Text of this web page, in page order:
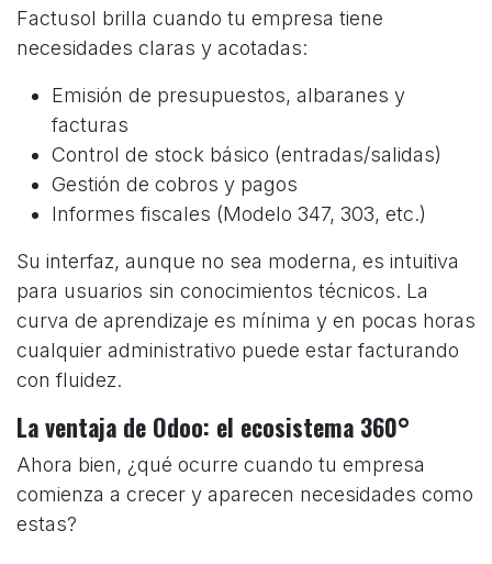
Factusol brilla cuando tu empresa tiene
necesidades claras y acotadas:
Emisión de presupuestos, albaranes y
facturas
Control de stock básico (entradas/salidas)
Gestión de cobros y pagos
Informes fiscales (Modelo 347, 303, etc.)
Su interfaz, aunque no sea moderna, es intuitiva
para usuarios sin conocimientos técnicos. La
curva de aprendizaje es mínima y en pocas horas
cualquier administrativo puede estar facturando
con fluidez.
La ventaja de Odoo: el ecosistema 360°
Ahora bien, ¿qué ocurre cuando tu empresa
comienza a crecer y aparecen necesidades como
estas?